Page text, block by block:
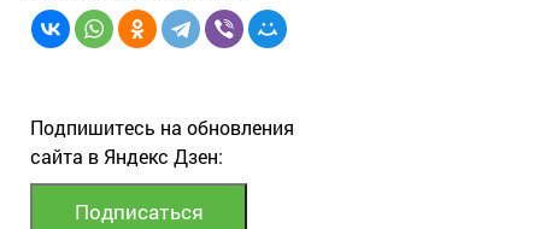
Подпишитесь на обновления
сайта в Яндекс Дзен: